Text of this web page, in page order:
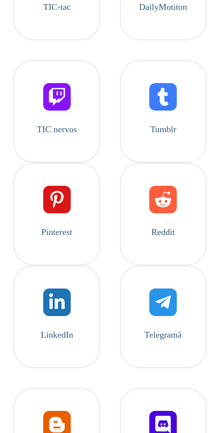
TIC-tac DailyMotiton
TIC nervos Tumblr
Pinterest Reddit
LinkedIn Telegramă